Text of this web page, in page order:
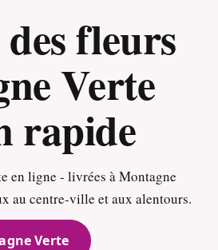
fleurs
Verte
rapide
en ligne - livrées à Montagne
au centre-ville et aux alentours.
Verte